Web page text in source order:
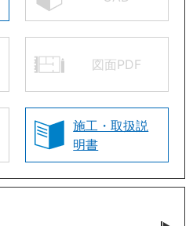
図面PDF
施工・取扱説
明書